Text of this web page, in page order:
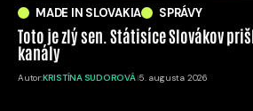
MADE IN SLOVAKIA SPRÁVY
Toto je zlý sen. Státisíce Slovákov
kanály
Autor:KRISTÍNA SUDOROVÁ 5. augusta 2026